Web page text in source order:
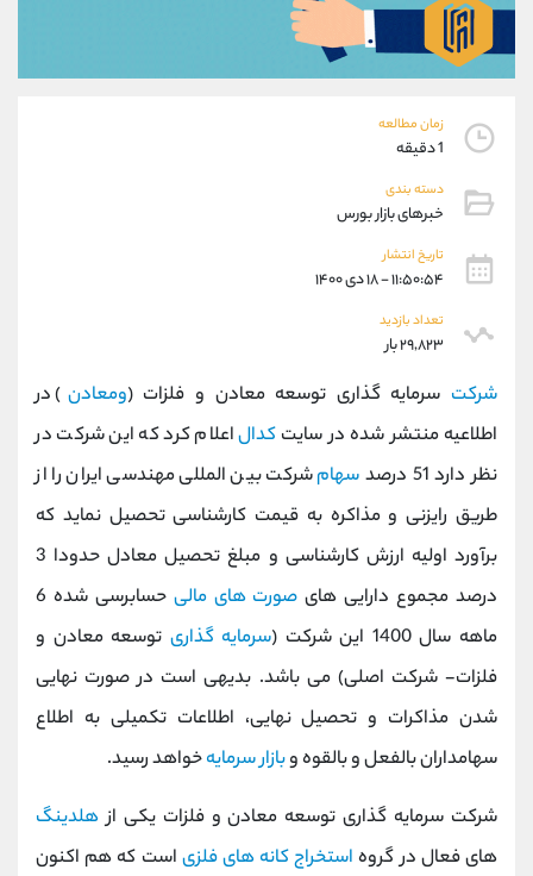
زمان مطالعه
1 دقیقه
دسته بندی
خبرهای بازار بورس
تاریخ انتشار
۱۱:۵۰:۵۴ - ۱۸ دی ۱۴۰۰
تعداد بازدید
۲۹,۸۲۳ بار
شرکت سرمایه گذاری توسعه معادن و فلزات (ومعادن ) در
اطلاعیه منتشر شده در سایتکدالاعلام کرد که این شرکت در
نظر دارد 51 درصد
سهامشرکت بین المللی مهندسی ایران را از
طریق رایزنی و مذاکره به قیمت کارشناسی تحصیل نماید که
برآورد اولیه ارزش کارشناسی و مبلغ تحصیل معادل حدودا 3
درصد مجموع دارایی های صورت های مالی
حسابرسی شده 6
ماهه سال 1400 این شرکت (
سرمایه گذاری توسعه معادن و
فلزات- شرکت اصلی) می باشد. بدیهی است در صورت نهایی
شدن مذاکرات و تحصیل نهایی، اطلاعات تکمیلی به اطلاع
سهامداران بالفعل و بالقوه وبازار سرمایهخواهد رسید.
شرکت سرمایه گذاری توسعه معادن و فلزات یکی ازهلدینگ
های فعال در گروه استخراج کانه های فلزی است که هم اکنون
واتساپ
تلگرام
پشتیبان فروش
موبایل
تلگرام
داخلی
اطلاعات تماس (دفتر فروش)
تلفن 021-22021030
021-22021040
اینستاگرام @alireza.mehrabii
کانال تلگرام @alirezamehrabi_com
@alirezamehrabi_official